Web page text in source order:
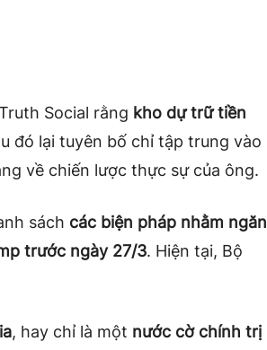
Social rằng kho dự trữ tiền
đó lại tuyên bố chỉ tập trung vào
về chiến lược thực sự của ông.
sách các biện pháp nhằm ngăn
trước ngày 27/3. Hiện tại, Bộ
, hay chỉ là một nước cờ chính trị